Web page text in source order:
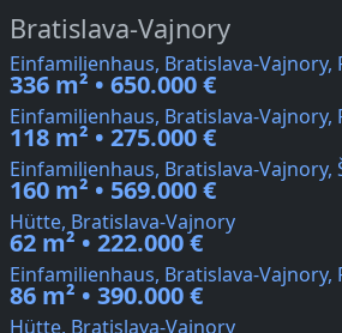
Bratislava-Vajnory
Einfamilienhaus, Bratislava-Vajnory,
336 m² • 650.000 €
Einfamilienhaus, Bratislava-Vajnory,
118 m² • 275.000 €
Einfamilienhaus, Bratislava-Vajnory,
160 m² • 569.000 €
Hütte, Bratislava-Vajnory
62 m² • 222.000 €
Einfamilienhaus, Bratislava-Vajnory,
86 m² • 390.000 €
Hütte, Bratislava-Vajnory